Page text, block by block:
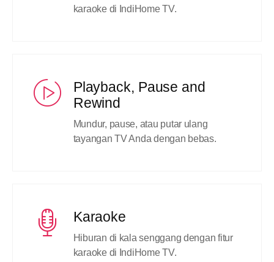
karaoke di IndiHome TV.
Playback, Pause and
Rewind
Mundur, pause, atau putar ulang
tayangan TV Anda dengan bebas.
Karaoke
Hiburan di kala senggang dengan fitur
karaoke di IndiHome TV.